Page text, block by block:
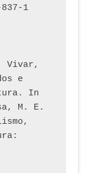
1
Vivar,
e
In
M. E.